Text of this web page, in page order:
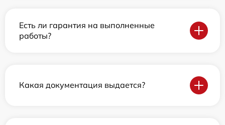
Есть ли гарантия на выполненные
работы?
Какая документация выдается?